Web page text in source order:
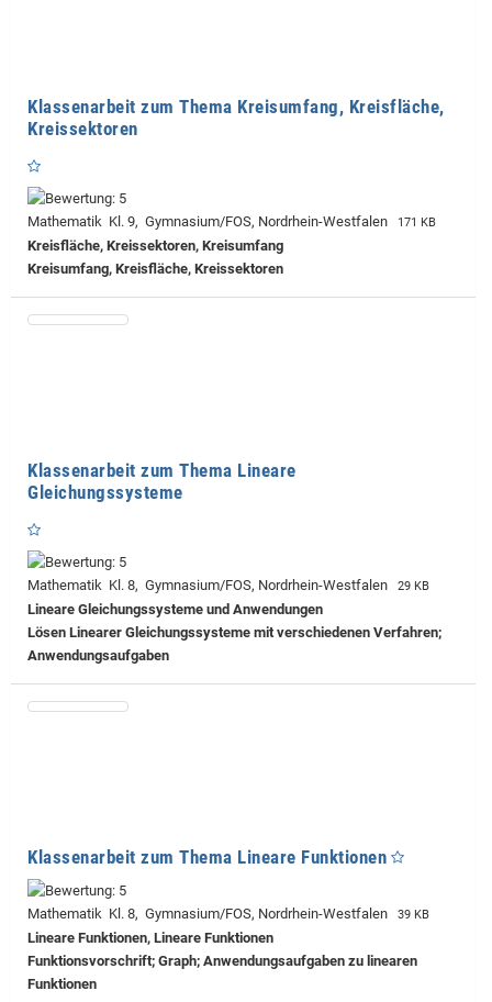
Klassenarbeit zum Thema Kreisumfang, Kreisfläche,
Kreissektoren
Mathematik Kl. 9, Gymnasium/FOS, Nordrhein-Westfalen 171 KB
Kreisfläche, Kreissektoren, Kreisumfang
Kreisumfang, Kreisfläche, Kreissektoren
Klassenarbeit zum Thema Lineare
Gleichungssysteme
Mathematik Kl. 8, Gymnasium/FOS, Nordrhein-Westfalen 29 KB
Lineare Gleichungssysteme und Anwendungen
Lösen Linearer Gleichungssysteme mit verschiedenen Verfahren;
Anwendungsaufgaben
Klassenarbeit zum Thema Lineare Funktionen
Mathematik Kl. 8, Gymnasium/FOS, Nordrhein-Westfalen 39 KB
Lineare Funktionen, Lineare Funktionen
Funktionsvorschrift; Graph; Anwendungsaufgaben zu linearen
Funktionen